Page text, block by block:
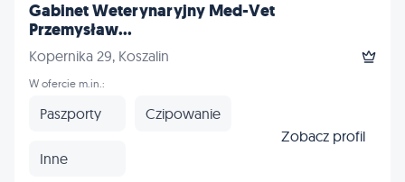
Gabinet Weterynaryjny Med-Vet
Przemysław...
Kopernika 29, Koszalin
W ofercie m.in.:
Paszporty Czipowanie
Inne
Zobacz profil